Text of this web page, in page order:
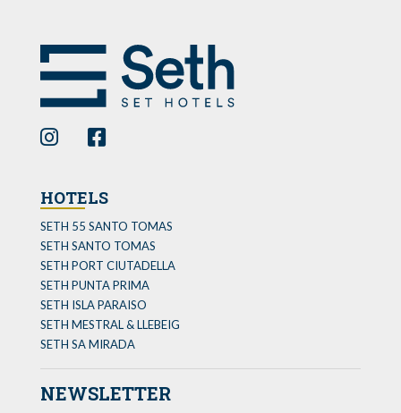
HOTELS
SETH 55 SANTO TOMAS
SETH SANTO TOMAS
SETH PORT CIUTADELLA
SETH PUNTA PRIMA
SETH ISLA PARAISO
SETH MESTRAL & LLEBEIG
SETH SA MIRADA
NEWSLETTER